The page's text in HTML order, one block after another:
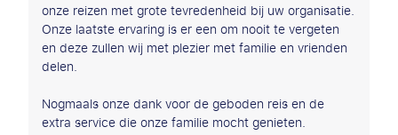
onze reizen met grote tevredenheid bij uw organisatie.
Onze laatste ervaring is er een om nooit te vergeten
en deze zullen wij met plezier met familie en vrienden
delen.
Nogmaals onze dank voor de geboden reis en de
extra service die onze familie mocht genieten.